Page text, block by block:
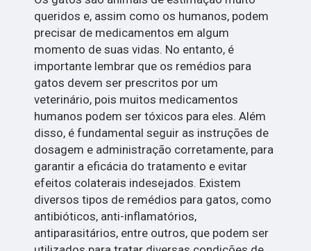
queridos e, assim como os humanos, podem
precisar de medicamentos em algum
momento de suas vidas. No entanto, é
importante lembrar que os remédios para
gatos devem ser prescritos por um
veterinário, pois muitos medicamentos
humanos podem ser tóxicos para eles. Além
disso, é fundamental seguir as instruções de
dosagem e administração corretamente, para
garantir a eficácia do tratamento e evitar
efeitos colaterais indesejados. Existem
diversos tipos de remédios para gatos, como
antibióticos, anti-inflamatórios,
antiparasitários, entre outros, que podem ser